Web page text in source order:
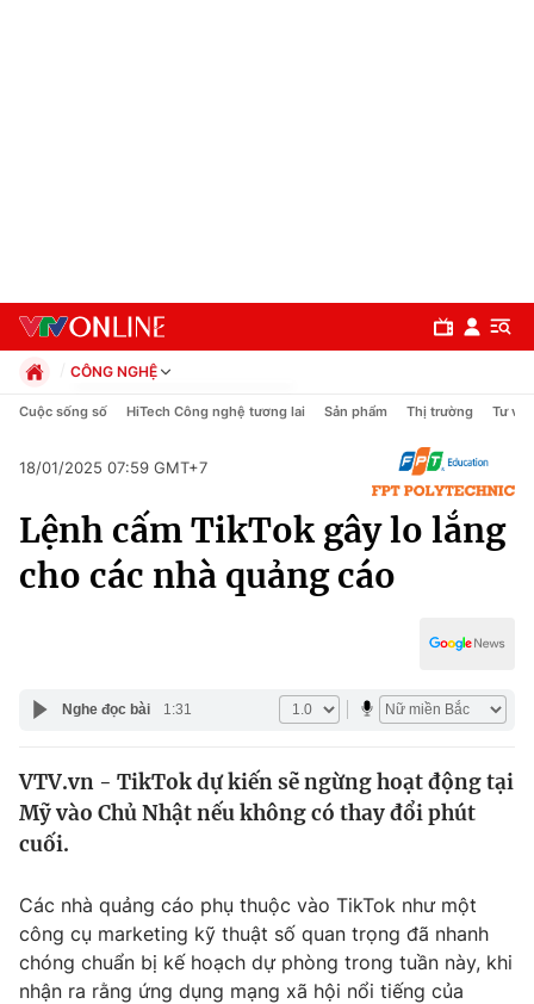
Chính trị
Thế giới
Thế giới đó đây
Câu chuyện quốc tế
Tài chính
Thị trường
Dữ liệu và đời sống
CÔNG NGHỆ
Chính trị
Pháp luật
Thể thao
Truyền hình
Văn hóa - Giải trí
Giáo dục
Cuộc sống số HiTech Công nghệ tương lai Sản phẩm Thị trường Tư vấn
18/01/2025 07:59 GMT+7
Lệnh cấm TikTok gây lo lắng
cho các nhà quảng cáo
Nghe đọc bài 1:31
VTV.vn - TikTok dự kiến sẽ ngừng hoạt động tại
Mỹ vào Chủ Nhật nếu không có thay đổi phút
cuối.
Các nhà quảng cáo phụ thuộc vào TikTok như một
công cụ marketing kỹ thuật số quan trọng đã nhanh
chóng chuẩn bị kế hoạch dự phòng trong tuần này, khi
nhận ra rằng ứng dụng mạng xã hội nổi tiếng của